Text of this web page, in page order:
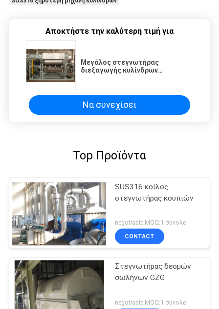
Αποκτήστε την καλύτερη τιμή για
Μεγάλος στεγνωτήρας
διεξαγωγής κυλίνδρων
Να συνεχίσει
Top Προϊόντα
SUS316 κοίλος
στεγνωτήρας κουπιών
negotiable MOQ:1 σύνολο
CONTACT
Στεγνωτήρας δεσμών
σωλήνων GZG
negotiable MOQ:1 σύνολο